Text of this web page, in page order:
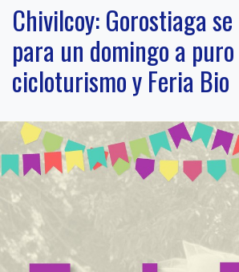
Chivilcoy: Gorostiaga
para un domingo a puro
cicloturismo y Feria Bio